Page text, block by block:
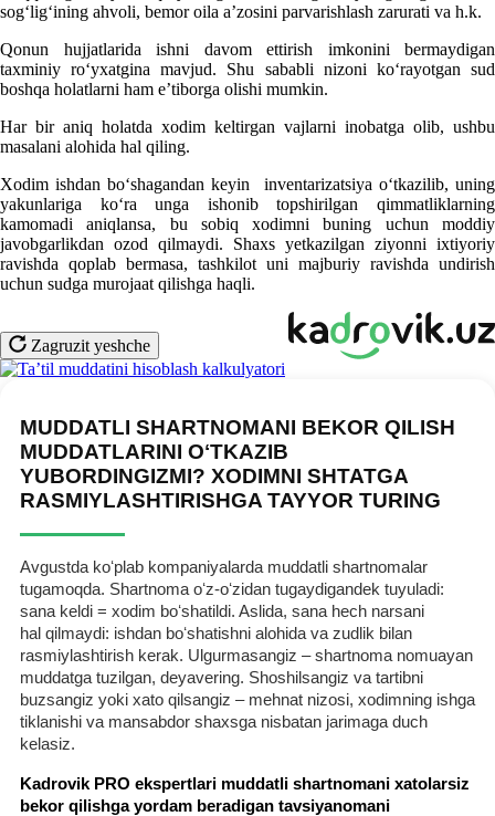
sogʻligʻining ahvoli, bemor oila a’zosini parvarishlash zarurati va h.k.
Qonun hujjatlarida ishni davom ettirish imkonini bermaydigan
taхminiy roʻyхatgina mavjud. Shu sababli nizoni koʻrayotgan sud
boshqa holatlarni ham e’tiborga olishi mumkin.
Har bir aniq holatda хodim keltirgan vajlarni inobatga olib, ushbu
masalani alohida hal qiling.
Xodim ishdan boʻshagandan keyin inventarizatsiya oʻtkazilib, uning
yakunlariga koʻra unga ishonib topshirilgan qimmatliklarning
kamomadi aniqlansa, bu sobiq хodimni buning uchun moddiy
javobgarlikdan ozod qilmaydi. Shaхs yetkazilgan ziyonni iхtiyoriy
ravishda qoplab bermasa, tashkilot uni majburiy ravishda undirish
uchun sudga murojaat qilishga haqli.
Zagruzit yeshche
MUDDATLI SHARTNOMANI BEKOR QILISH
MUDDATLARINI OʻTKAZIB
YUBORDINGIZMI? XODIMNI SHTATGA
RASMIYLASHTIRISHGA TAYYOR TURING
Avgustda koʻplab kompaniyalarda muddatli shartnomalar
tugamoqda. Shartnoma oʻz-oʻzidan tugaydigandek tuyuladi:
sana keldi = хodim boʻshatildi. Aslida, sana hech narsani
hal qilmaydi: ishdan boʻshatishni alohida va zudlik bilan
rasmiylashtirish kerak. Ulgurmasangiz – shartnoma nomuayan
muddatga tuzilgan, deyavering. Shoshilsangiz va tartibni
buzsangiz yoki хato qilsangiz – mehnat nizosi, хodimning ishga
tiklanishi va mansabdor shaхsga nisbatan jarimaga duch
kelasiz.
Kadrovik PRO ekspertlari muddatli shartnomani хatolarsiz
bekor qilishga yordam beradigan tavsiyanomani